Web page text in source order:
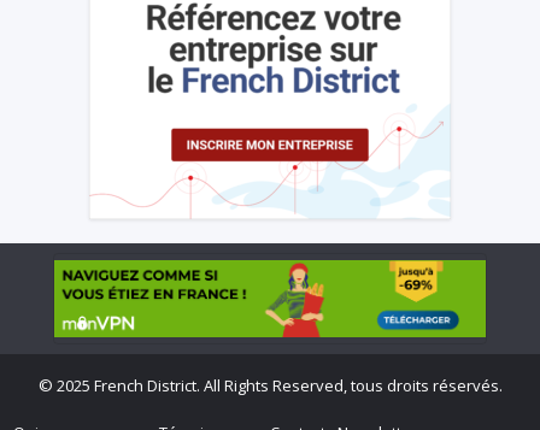
© 2025 French District. All Rights Reserved, tous droits réservés.